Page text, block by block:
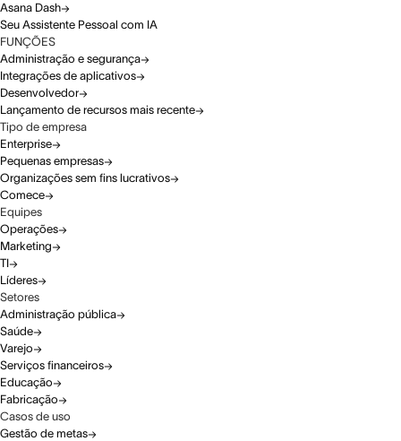
Asana Dash
Seu Assistente Pessoal com IA
FUNÇÕES
Administração e segurança
Integrações de aplicativos
Desenvolvedor
Lançamento de recursos mais recente
Tipo de empresa
Enterprise
Pequenas empresas
Organizações sem fins lucrativos
Comece
Equipes
Operações
Marketing
TI
Líderes
Setores
Administração pública
Saúde
Varejo
Serviços financeiros
Educação
Fabricação
Casos de uso
Gestão de metas